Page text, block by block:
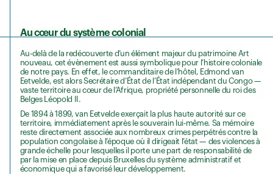
Au cœur du système colonial
Au-delà de la redécouverte d’un élément majeur du patrimoine Art
nouveau, cet évènement est aussi symbolique pour l’histoire coloniale
de notre pays. En effet, le commanditaire de l’hôtel, Edmond van
Eetvelde, est alors Secrétaire d’État de l’État indépendant du Congo —
vaste territoire au cœur de l’Afrique, propriété personnelle du roi des
Belges Léopold II.
De 1894 à 1899, van Eetvelde exerçait la plus haute autorité sur ce
territoire, immédiatement après le souverain lui-même. Sa mémoire
reste directement associée aux nombreux crimes perpétrés contre la
population congolaise à l’époque où il dirigeait l’état — des violences à
grande échelle pour lesquelles il porte une part de responsabilité de
par la mise en place depuis Bruxelles du système administratif et
économique qui a favorisé leur développement.